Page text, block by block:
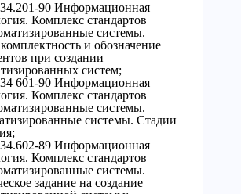
90 Информационная
Комплекс стандартов
системы.
и обозначение
при создании
систем;
601-90 Информационная
Комплекс стандартов
системы.
системы. Стадии
89 Информационная
Комплекс стандартов
системы.
задание на создание